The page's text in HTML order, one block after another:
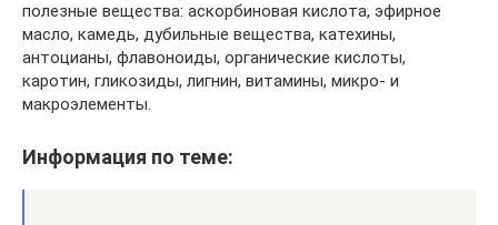
полезные вещества: аскорбиновая кислота, эфирное
масло, камедь, дубильные вещества, катехины,
антоцианы, флавоноиды, органические кислоты,
каротин, гликозиды, лигнин, витамины, микро- и
макроэлементы.
Информация по теме: